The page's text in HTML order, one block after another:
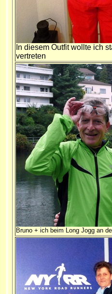
In diesem Outfit wollte ich
vertreten
Bruno + ich beim Long Jogg an